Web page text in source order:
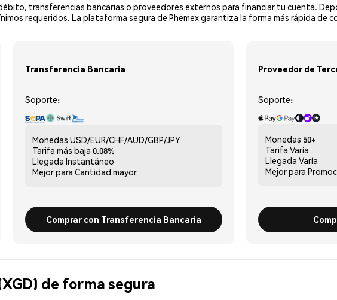
transferencias bancarias o proveedores externos para financiar tu cuenta.
requeridos. La plataforma segura de Phemex garantiza la forma más rápida de
Transferencia Bancaria
Soporte:
Monedas USD/EUR/CHF/AUD/GBP/JPY
Tarifa más baja 0.08%
Llegada Instantáneo
Mejor para Cantidad mayor
Comprar con Transferencia Bancaria
Proveedor de
Soporte:
Monedas 50+
Tarifa Varía
Llegada Varía
Mejor para
de forma segura